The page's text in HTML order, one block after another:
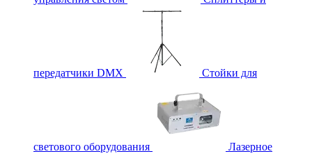
передатчики DMX Стойки для
светового оборудования Лазерное